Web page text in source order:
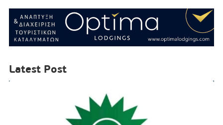
Latest Post